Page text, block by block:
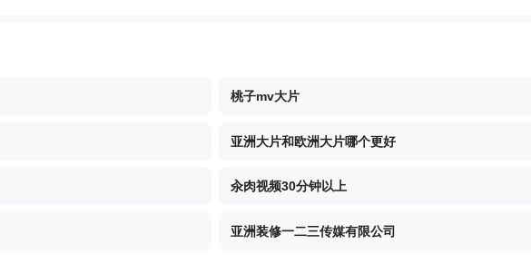
桃子mv大片
亚洲大片和欧洲大片哪个更好
汆肉视频30分钟以上
亚洲装修一二三传媒有限公司